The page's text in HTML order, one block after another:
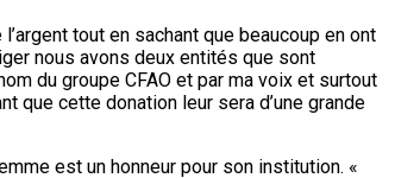
tout en sachant que beaucoup en ont
nous avons deux entités que sont
du groupe CFAO et par ma voix et surtout
que cette donation leur sera d’une grande
est un honneur pour son institution. «